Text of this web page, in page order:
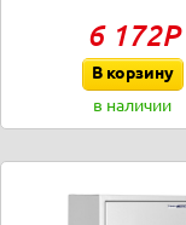
6 172Р
В корзину
в наличии